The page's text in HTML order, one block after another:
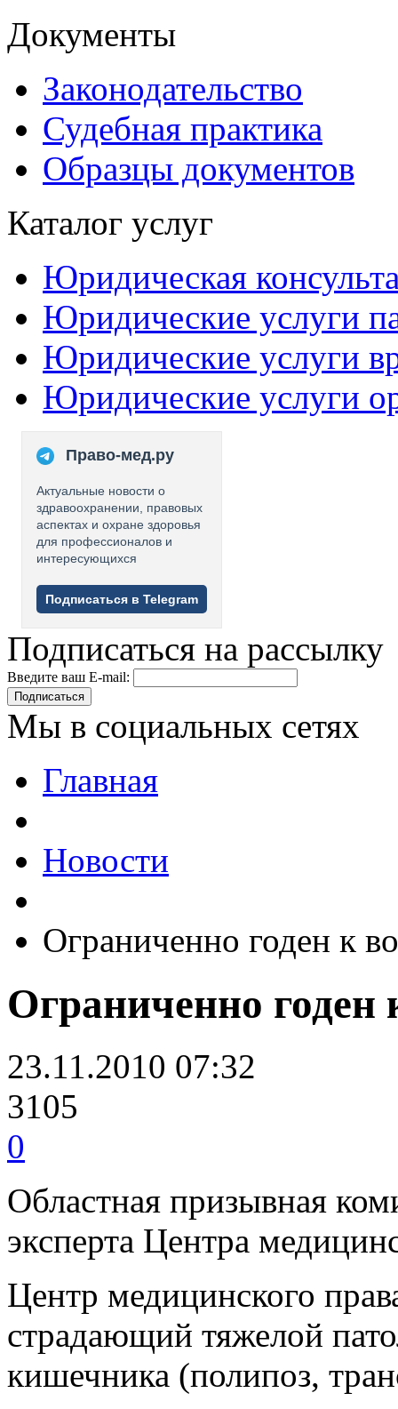
Документы
Законодательство
Судебная практика
Образцы документов
Каталог услуг
Юридическая
Юридические услуги
Юридические услуги
Юридические услуги
Право-мед.ру
Актуальные новости о
здравоохранении, правовых
аспектах и охране здоровья
для профессионалов и
интересующихся
Подписаться в Telegram
Подписаться на рассылку
Введите ваш E-mail:
Подписаться
Мы в социальных сетях
Главная
Новости
Ограниченно годен к
Ограниченно годен
23.11.2010 07:32
3105
0
Областная призывная
эксперта Центра
Центр медицинского
страдающий тяжелой
кишечника (полипоз,